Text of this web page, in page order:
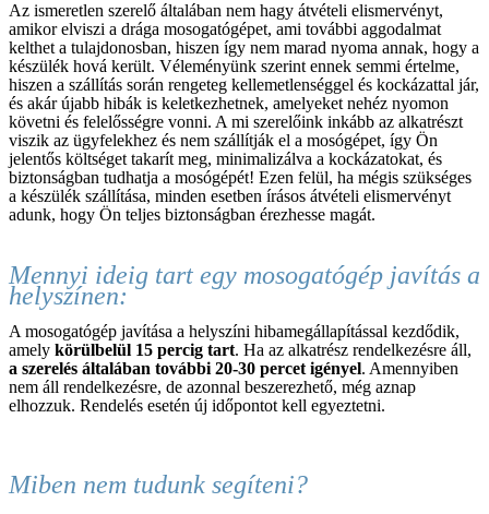
Az ismeretlen szerelő általában nem hagy átvételi elismervényt,
amikor elviszi a drága mosogatógépet, ami további aggodalmat
kelthet a tulajdonosban, hiszen így nem marad nyoma annak, hogy a
készülék hová került. Véleményünk szerint ennek semmi értelme,
hiszen a szállítás során rengeteg kellemetlenséggel és kockázattal jár,
és akár újabb hibák is keletkezhetnek, amelyeket nehéz nyomon
követni és felelősségre vonni. A mi szerelőink inkább az alkatrészt
viszik az ügyfelekhez és nem szállítják el a mosógépet, így Ön
jelentős költséget takarít meg, minimalizálva a kockázatokat, és
biztonságban tudhatja a mosógépét! Ezen felül, ha mégis szükséges
a készülék szállítása, minden esetben írásos átvételi elismervényt
adunk, hogy Ön teljes biztonságban érezhesse magát.
Mennyi ideig tart egy mosogatógép javítás a
helyszínen:
A mosogatógép javítása a helyszíni hibamegállapítással kezdődik,
amely körülbelül 15 percig tart. Ha az alkatrész rendelkezésre áll,
a szerelés általában további 20-30 percet igényel. Amennyiben
nem áll rendelkezésre, de azonnal beszerezhető, még aznap
elhozzuk. Rendelés esetén új időpontot kell egyeztetni.
Miben nem tudunk segíteni?